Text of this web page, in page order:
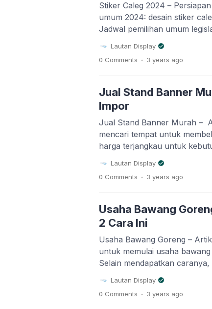
Stiker Caleg 2024 –
umum 2024: desain stiker
Jadwal pemilihan umum
semakin dekat, menghitung
yang akan terpilih pada
waktu sudah dekat, masih
mempersiapkan berbagai
adalah pembuatan stiker
Lautan Display
0 Comments . 3 years ago
Jual Stand Banner
Impor
Jual Stand Banner Murah –
mencari tempat untuk
harga terjangkau untuk
konser? Selamat datang di
berbagai supplier dari
banner asli impor bisa di
stand banner dan
menyediakan beragam jenis
Lautan Display
0 Comments . 3 years ago
Usaha Bawang
2 Cara Ini
Usaha Bawang Goreng –
untuk memulai usaha
Selain mendapatkan
menemukan solusi untuk
menggunakan sistem
bawang goreng tanpa perlu
Lautan Display
0 Comments . 3 years ago